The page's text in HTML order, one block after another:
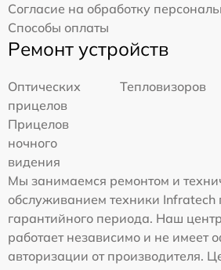
Согласие на обработку
Способы оплаты
Ремонт устройств
Оптических
прицелов
Тепловизоров
Прицелов
ночного
видения
Мы занимаемся ремонтом и
обслуживанием техники Infratech
гарантийного периода. Наш
работает независимо и не имеет
авторизации от производителя.